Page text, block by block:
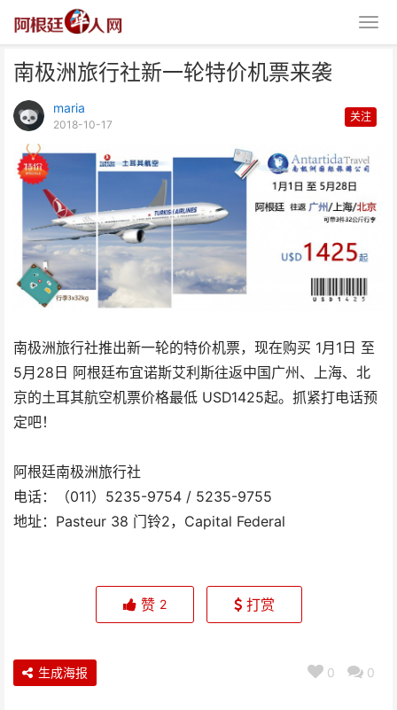
南极洲旅行社新一轮特价机票来袭
maria
2018-10-17
关注
南极洲旅行社推出新一轮的特价机票，现在购买 1月1日 至
5月28日 阿根廷布宜诺斯艾利斯往返中国广州、上海、北
京的土耳其航空机票价格最低 USD1425起。抓紧打电话预
定吧！
阿根廷南极洲旅行社
电话：（011）5235-9754 / 5235-9755
地址：Pasteur 38 门铃2，Capital Federal
南极洲旅行社新一轮特价机票来袭
赞 2 打赏
0 0
生成海报